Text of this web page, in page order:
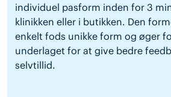
individuel pasform inden for 3
klinikken eller i butikken. Den
enkelt fods unikke form og øger
underlaget for at give bedre
selvtillid.